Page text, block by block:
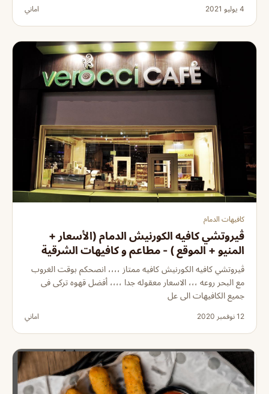
4 يوليو 2021 اماني
كافيهات الدمام
ڤيروتشي كافيه الكورنيش الدمام (الأسعار +
المنيو + الموقع ) - مطاعم و كافيهات الشرقية
ڤيروتشي كافيه الكورنيش كافيه ممتاز ،،،، انصحكم بوقت الغروب
مع البحر روعه ،،، الاسعار معقوله جدا ،،،، أفضل قهوه تركى فى
جميع الكافيهات الى عل
12 نوفمبر 2020 اماني